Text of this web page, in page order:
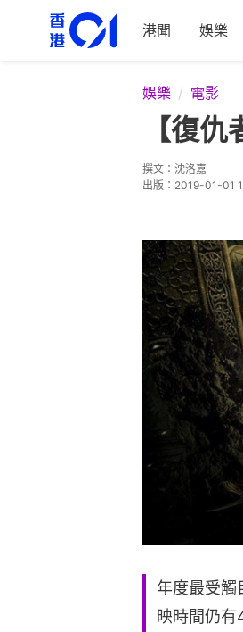
港聞 娛樂
娛樂 電影
【復
撰文： 沈洛嘉
出版： 2019-01-01
年度最受觸
映時間仍